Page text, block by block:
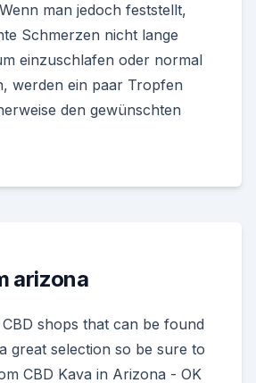
man jedoch feststellt,
Schmerzen nicht lange
einzuschlafen oder normal
werden ein paar Tropfen
den gewünschten
arizona
shops that can be found
great selection so be sure to
CBD Kava in Arizona - OK